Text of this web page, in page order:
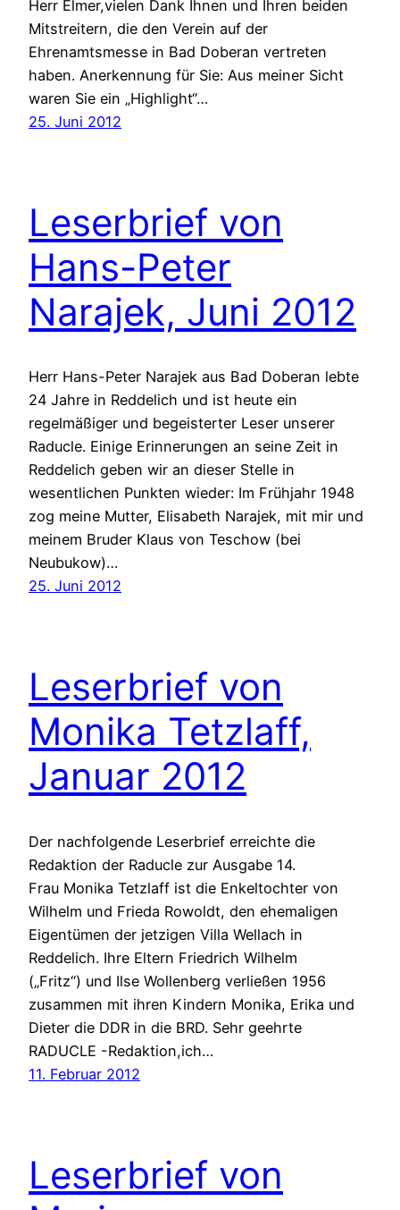
Herr Elmer,vielen Dank Ihnen und Ihren beiden
Mitstreitern, die den Verein auf der
Ehrenamtsmesse in Bad Doberan vertreten
haben. Anerkennung für Sie: Aus meiner Sicht
waren Sie ein „Highlight“…
25. Juni 2012
Leserbrief von
Hans-Peter
Narajek, Juni 2012
Herr Hans-Peter Narajek aus Bad Doberan lebte
24 Jahre in Reddelich und ist heute ein
regelmäßiger und begeisterter Leser unserer
Raducle. Einige Erinnerungen an seine Zeit in
Reddelich geben wir an dieser Stelle in
wesentlichen Punkten wieder: Im Frühjahr 1948
zog meine Mutter, Elisabeth Narajek, mit mir und
meinem Bruder Klaus von Teschow (bei
Neubukow)…
25. Juni 2012
Leserbrief von
Monika Tetzlaff,
Januar 2012
Der nachfolgende Leserbrief erreichte die
Redaktion der Raducle zur Ausgabe 14.
Frau Monika Tetzlaff ist die Enkeltochter von
Wilhelm und Frieda Rowoldt, den ehemaligen
Eigentümen der jetzigen Villa Wellach in
Reddelich. Ihre Eltern Friedrich Wilhelm
(„Fritz“) und Ilse Wollenberg verließen 1956
zusammen mit ihren Kindern Monika, Erika und
Dieter die DDR in die BRD. Sehr geehrte
RADUCLE -Redaktion,ich…
11. Februar 2012
Leserbrief von